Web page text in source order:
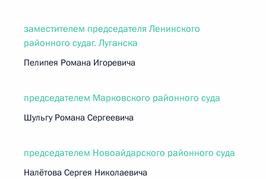
заместителем председателя Ленинского
районного судаг. Луганска
Пелипея Романа Игоревича
председателем Марковского районного суда
Шульгу Романа Сергеевича
председателем Новоайдарского районного суда
Налётова Сергея Николаевича